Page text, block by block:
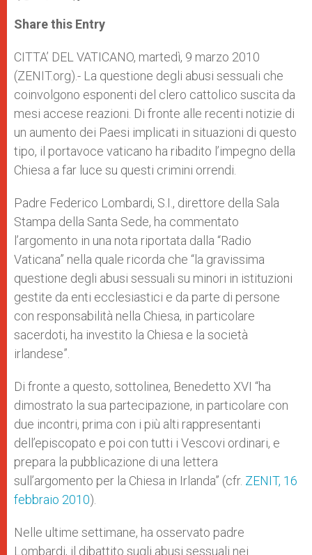
t
s
p
p
s
e
g
e
r
e
b
o
k
r
Share this Entry
CITTA’ DEL VATICANO, martedì, 9 marzo 2010
(ZENIT.org).- La questione degli abusi sessuali che
coinvolgono esponenti del clero cattolico suscita da
mesi accese reazioni. Di fronte alle recenti notizie di
un aumento dei Paesi implicati in situazioni di questo
tipo, il portavoce vaticano ha ribadito l’impegno della
Chiesa a far luce su questi crimini orrendi.
Padre Federico Lombardi, S.I., direttore della Sala
Stampa della Santa Sede, ha commentato
l’argomento in una nota riportata dalla “Radio
Vaticana” nella quale ricorda che “la gravissima
questione degli abusi sessuali su minori in istituzioni
gestite da enti ecclesiastici e da parte di persone
con responsabilità nella Chiesa, in particolare
sacerdoti, ha investito la Chiesa e la società
irlandese”.
Di fronte a questo, sottolinea, Benedetto XVI “ha
dimostrato la sua partecipazione, in particolare con
due incontri, prima con i più alti rappresentanti
dell’episcopato e poi con tutti i Vescovi ordinari, e
prepara la pubblicazione di una lettera
sull’argomento per la Chiesa in Irlanda” (cfr. ZENIT, 16
febbraio 2010).
Nelle ultime settimane, ha osservato padre
Lombardi, il dibattito sugli abusi sessuali nei